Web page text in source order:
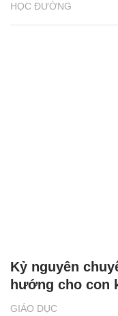
HỌC ĐƯỜNG
GIÁO DỤC
Kỷ nguyên
hướng cho con